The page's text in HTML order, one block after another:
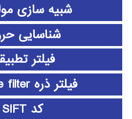
شبیه سازی
شناسایی
فیلتر
فیلتر ذره particle filter
کد SIFT